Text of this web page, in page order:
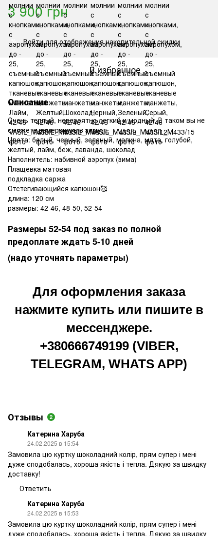
3 900 грн
% Войтидля отображения накопительной скидки
В избранное
Описание
Очень теплый, невероятно легкий и модный. В таком вы не
сможете замерзнуть в зиму.
Цвета: белый, черный, зеленый, малина, мята, голубой,
желтый, лайм, беж, лаванда, шоколад
Наполнитель: набивной аэропух (зима)
Плащевка матовая
подкладка саржа
Отстегивающийся капюшон🥰
длина: 120 см
размеры: 42-46, 48-50, 52-54
Размеры 52-54 под заказ по полной
предоплате ждать 5-10 дней
(надо уточнять параметры)
Для оформления заказа
нажмите купить или пишите в
мессенджере.
+380666749199 (VIBER,
TELEGRAM, WHATS APP)
Отзывы 2
Катерина Харуба
24.02.2025 в 15:54
Замовила цю куртку шоколадний колір, прям супер і мені
дуже сподобалась, хороша якість і тепла. Дякую за швидку
доставку!
Ответить
Катерина Харуба
24.02.2025 в 15:53
Замовила цю куртку шоколадний колір, прям супер і мені
дуже сподобалась, хороша якість і тепла. Дякую за швидку